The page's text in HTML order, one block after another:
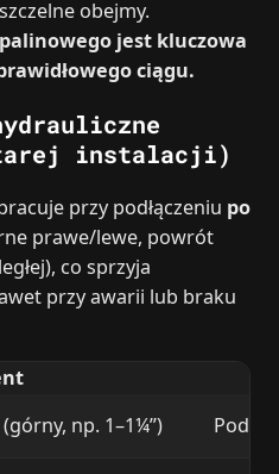
obejmy.
jest kluczowa
ciągu.
instalacji)
przy podłączeniu po
prawe/lewe, powrót
co sprzyja
przy awarii lub braku
(górny, np. 1–1¼”)